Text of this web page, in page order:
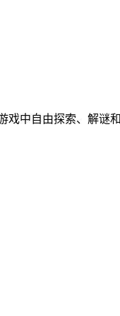
中自由探索、解谜